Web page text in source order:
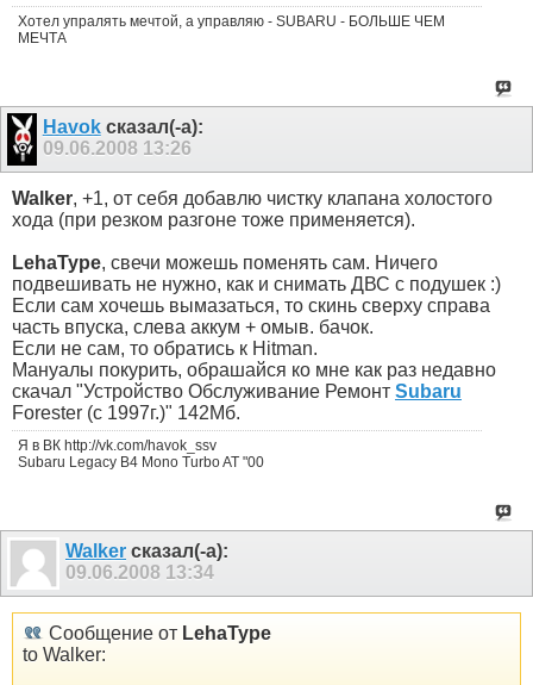
Хотел упралять мечтой, а управляю - SUBARU - БОЛЬШЕ ЧЕМ
МЕЧТА
Havokсказал(-а):
09.06.2008 13:26
Walker, +1, от себя добавлю чистку клапана холостого
хода (при резком разгоне тоже применяется).
LehaType, свечи можешь поменять сам. Ничего
подвешивать не нужно, как и снимать ДВС с подушек :)
Если сам хочешь вымазаться, то скинь сверху справа
часть впуска, слева аккум + омыв. бачок.
Если не сам, то обратись к Hitman.
Мануалы покурить, обрашайся ко мне как раз недавно
скачал "Устройство Обслуживание Ремонт Subaru
Forester (с 1997г.)" 142Мб.
Я в ВК http://vk.com/havok_ssv
Subaru Legacy B4 Mono Turbo AT "00
Walker сказал(-а):
09.06.2008 13:34
Сообщение от LehaType
to Walker: